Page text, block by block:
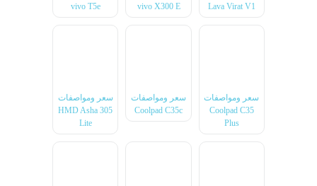
Lava Virat V1
vivo X300 E
vivo T5e
سعر ومواصفات
Coolpad C35
Plus
سعر ومواصفات
Coolpad C35c
سعر ومواصفات
HMD Asha 305
Lite